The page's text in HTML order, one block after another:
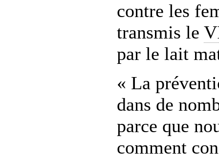
contre les
transmis le
par le lait
« La
dans de
parce que
comment